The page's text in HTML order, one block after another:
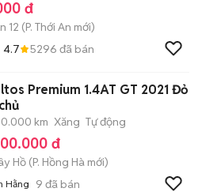
đ
12 (P. Thới An mới)
4.7 5296 đã bán
Premium 1.4AT GT 2021 Đỏ
km Xăng Tự động
đ
Hồ (P. Hồng Hà mới)
Hằng 9 đã bán